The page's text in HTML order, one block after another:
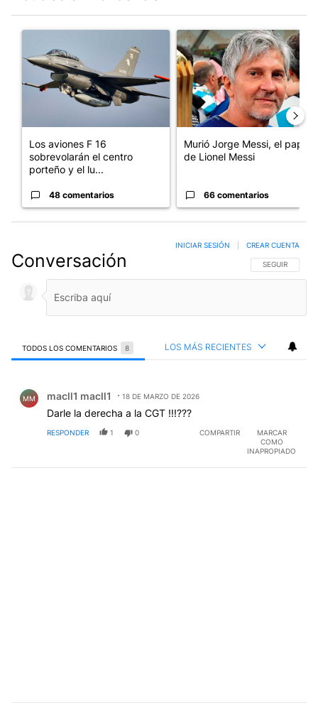
Un artículo de tendencia con el título "Los aviones F 16
Los aviones F 16
sobrevolarán el centro
porteño y el lu...
48 comentarios
Un artículo de tendencia con
Murió Jorge Messi, el papá
de Lionel Messi
66 comentarios
Conversación SIGA ESTA
SEGUIR
INICIAR SESIÓN CREAR CUENTA
TODOS LOS COMENTARIOS 8 LOS MÁS RECIENTES
MM macll1 macll1 18 DE MARZO DE 2026
Darle la derecha a la CGT !!!???
RESPONDER 1 0 COMPARTIR
MARCAR
COMO
INAPROPIADO